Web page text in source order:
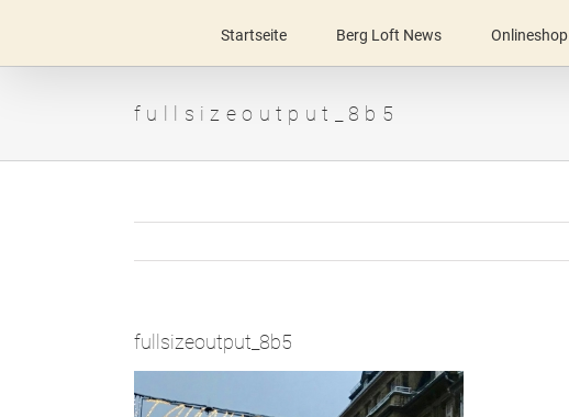
Startseite Berg Loft News Onlineshop
fullsizeoutput_8b5
fullsizeoutput_8b5